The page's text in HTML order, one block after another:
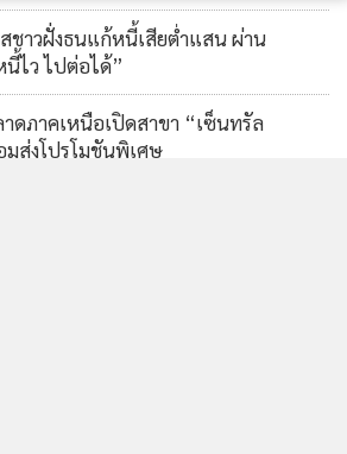
สชาวฝั่งธนแก้หนี้เสียต่ำแสน ผ่าน
นี้ไว ไปต่อได้”
าดภาคเหนือเปิดสาขา “เซ็นทรัล
มส่งโปรโมชันพิเศษ